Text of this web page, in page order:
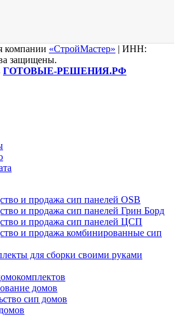
компании «СтройМастер» | ИНН:
защищены.
ГОТОВЫЕ-РЕШЕНИЯ.РФ
и продажа сип панелей OSB
и продажа сип панелей Грин Борд
и продажа сип панелей ЦСП
и продажа комбинированные сип
для сборки своими руками
домов
сип домов